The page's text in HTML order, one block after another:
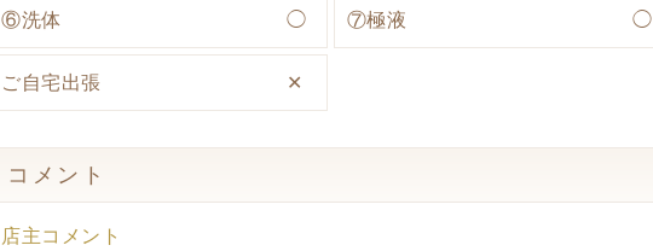
⑥洗体 ◯ ⑦極液 ◯
ご自宅出張 ✕
コメント
店主コメント